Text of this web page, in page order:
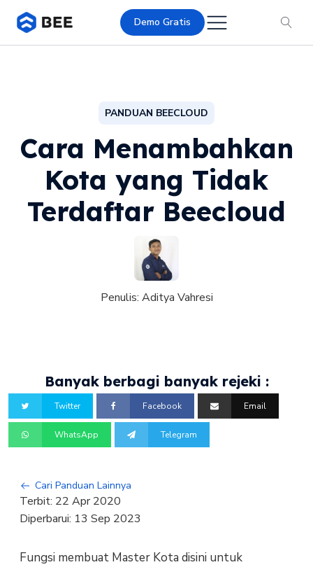
Demo Gratis
PANDUAN BEECLOUD
Cara Menambahkan
Kota yang Tidak
Terdaftar Beecloud
Penulis: Aditya Vahresi
Banyak berbagi banyak rejeki :
Twitter Facebook Email
WhatsApp Telegram
Cari Panduan Lainnya
Terbit: 22 Apr 2020
Diperbarui: 13 Sep 2023
Fungsi membuat Master Kota disini untuk